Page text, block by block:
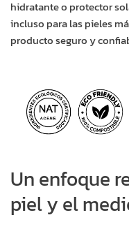
hidratante o protector
incluso para las pieles
producto seguro y
Un enfoque
piel y el